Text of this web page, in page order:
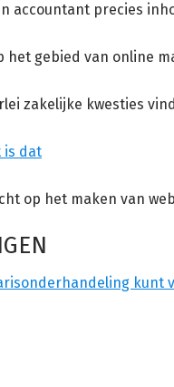
accountant precies
het gebied van online
zakelijke kwesties
is dat
op het maken van
kunt